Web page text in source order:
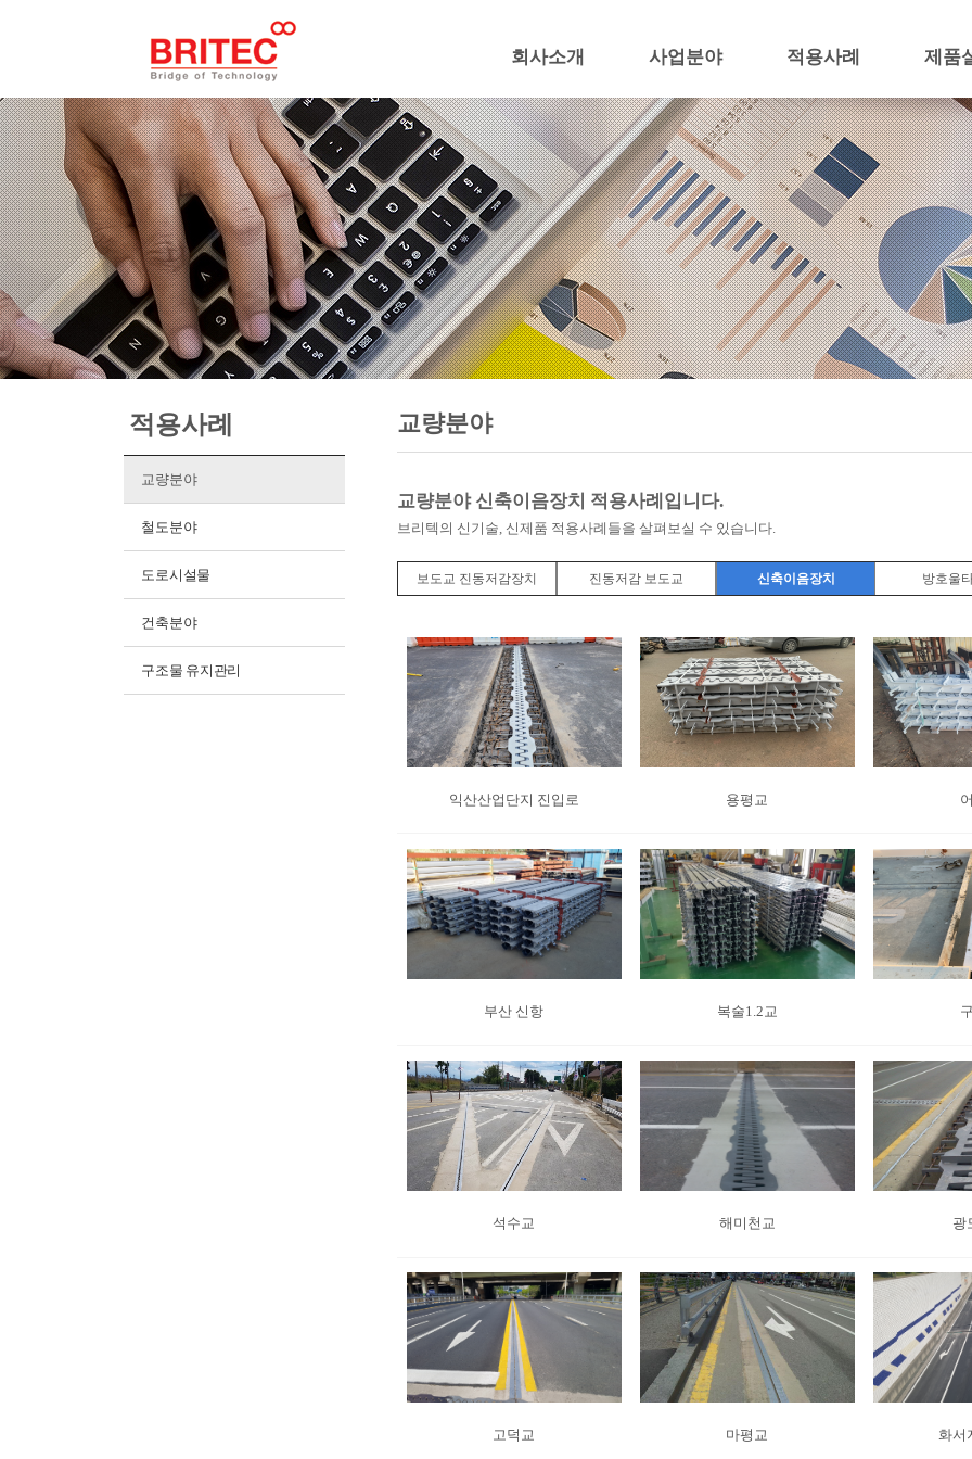
회사소개
인사말
회사연혁
인증현황
조직도
오시는길
사업분야
교량분야
철도분야
도로시설물
건축분야
구조물 유지관리
적용사례
교량분야
철도분야
도로시설물
건축분야
구조물 유지관리
제품
제품
적용사례
교량분야
철도분야
도로시설물
건축분야
구조물 유지관리
교량분야
교량분야 신축이음장치 적용사례입니다.
브리텍의 신기술, 신제품 적용사례들을 살펴보실 수 있습니다.
보도교 진동저감장치 진동저감 보도교 신축이음장치 방호울
익산산업단지 진입로 용평교
부산 신항 복술1.2교
석수교 해미천교 광
고덕교 마평교 화서